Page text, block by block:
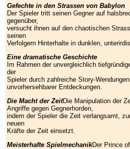
Gefechte in den Strassen von Babylon
Der Spieler tritt seinen Gegner auf
gegenüber,
versucht ihnen auf den chaotischen
seinen
Verfolgern Hinterhalte in dunklen,
Eine dramatische Geschichte
Im Rahmen der unvergleichlich
der
Spieler durch zahlreiche Story-
unvorhersehbarer Entdeckungen.
Die Macht der ZeitDie Manipulation der
Angriffe gegen Gegnerhorden,
indem der Spieler die Zeit verlangsamt,
neuen
Kräfte der Zeit einsetzt.
Meisterhafte SpielmechanikDer Prince